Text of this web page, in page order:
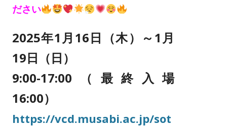
ださい
2025年1月16日（木）～1月
19日（日）
9:00-17:00（最終入場
16:00）
https://vcd.musabi.ac.jp/sot